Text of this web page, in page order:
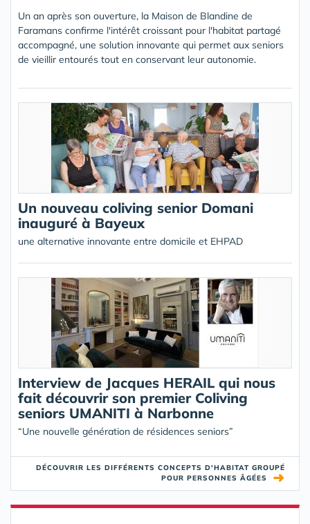
Un an après son ouverture, la Maison de Blandine de
Faramans confirme l'intérêt croissant pour l'habitat partagé
accompagné, une solution innovante qui permet aux seniors
de vieillir entourés tout en conservant leur autonomie.
Un nouveau coliving senior Domani
inauguré à Bayeux
une alternative innovante entre domicile et EHPAD
Interview de Jacques HERAIL qui nous
fait découvrir son premier Coliving
seniors UMANITI à Narbonne
“Une nouvelle génération de résidences seniors”
DÉCOUVRIR LES DIFFÉRENTS CONCEPTS D'HABITAT GROUPÉ
POUR PERSONNES ÂGÉES
➜